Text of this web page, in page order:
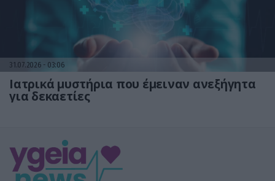
31.07.2026 03:06
Ιατρικά μυστήρια που έμειναν ανεξήγητα
για δεκαετίες